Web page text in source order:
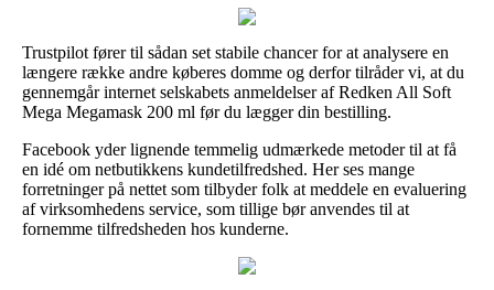
Trustpilot fører til sådan set stabile chancer for at analysere en
længere række andre køberes domme og derfor tilråder vi, at du
gennemgår internet selskabets anmeldelser af Redken All Soft
Mega Megamask 200 ml før du lægger din bestilling.
Facebook yder lignende temmelig udmærkede metoder til at få
en idé om netbutikkens kundetilfredshed. Her ses mange
forretninger på nettet som tilbyder folk at meddele en evaluering
af virksomhedens service, som tillige bør anvendes til at
fornemme tilfredsheden hos kunderne.